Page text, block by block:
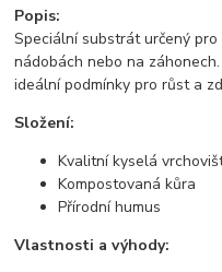
Popis:
Speciální substrát určený
nádobách nebo na
ideální podmínky pro růst a
Složení:
Kvalitní kyselá
Kompostovaná kůra
Přírodní humus
Vlastnosti a výhody: